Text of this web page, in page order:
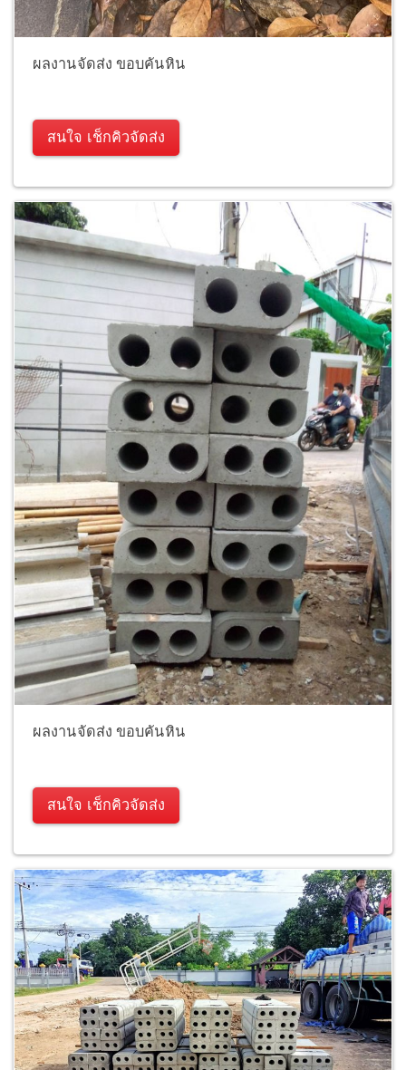
ผลงานจัดส่ง ขอบคันหิน
สนใจ เช็กคิวจัดส่ง
ผลงานจัดส่ง ขอบคันหิน
สนใจ เช็กคิวจัดส่ง